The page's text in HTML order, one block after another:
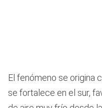
El fenómeno se origina
se fortalece en el sur,